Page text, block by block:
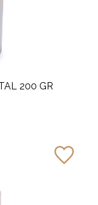
200 GR